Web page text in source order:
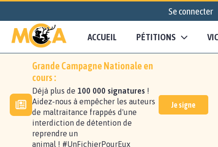
Se connecter
ACCUEIL PÉTITIONS
Grande Campagne Nationale en
cours :
Déjà plus de 100 000 signatures !
Aidez-nous à empêcher les auteurs
de maltraitance frappés d'une
interdiction de détention de
reprendre un
animal ! #UnFichierPourEux
Je signe